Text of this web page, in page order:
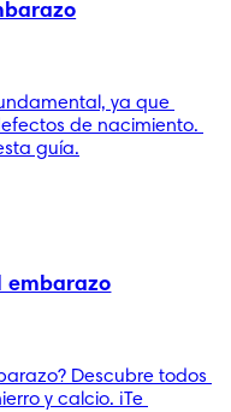
ya que
de nacimiento.
guía.
embarazo
Descubre todos
y calcio. ¡Te